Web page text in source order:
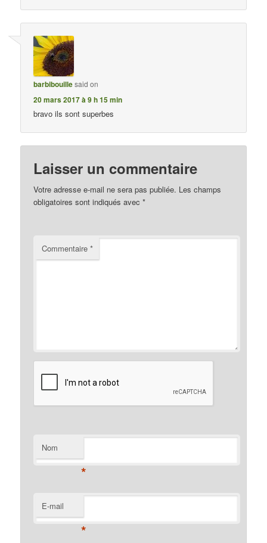
barbibouillesaid on
20 mars 2017 à 9 h 15 min
bravo ils sont superbes
Laisser un commentaire
Votre adresse e-mail ne sera pas publiée. Les champs
obligatoires sont indiqués avec*
Commentaire*
Nom
*
E-mail
*